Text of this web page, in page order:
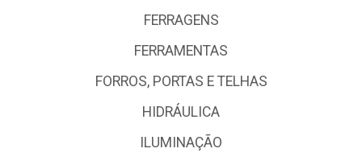
FERRAGENS
FERRAMENTAS
FORROS, PORTAS E TELHAS
HIDRÁULICA
ILUMINAÇÃO